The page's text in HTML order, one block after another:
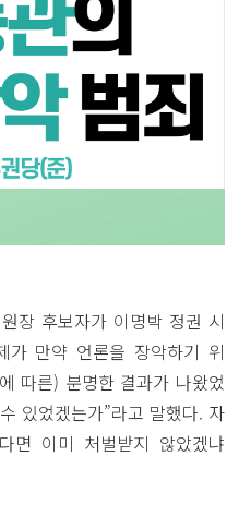
장 후보자가 이명박 정권 시
가 만약 언론을 장악하기 위
따른) 분명한 결과가 나왔었
있었겠는가”라고 말했다. 자
면 이미 처벌받지 않았겠냐